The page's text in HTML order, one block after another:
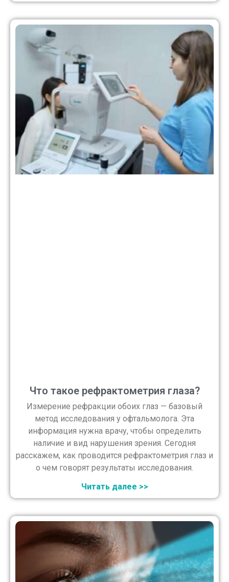
Что такое рефрактометрия глаза?
Измерение рефракции обоих глаз — базовый
метод исследования у офтальмолога. Эта
информация нужна врачу, чтобы определить
наличие и вид нарушения зрения. Сегодня
расскажем, как проводится рефрактометрия глаз и
о чем говорят результаты исследования.
Читать далее >>